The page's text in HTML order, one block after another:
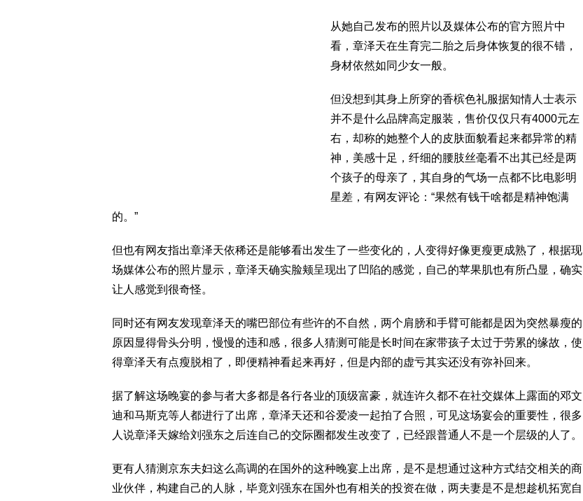
从她自己发布的照片以及媒体公布的官方照片中
看，章泽天在生育完二胎之后身体恢复的很不错，
身材依然如同少女一般。
但没想到其身上所穿的香槟色礼服据知情人士表示
并不是什么品牌高定服装，售价仅仅只有4000元左
右，却称的她整个人的皮肤面貌看起来都异常的精
神，美感十足，纤细的腰肢丝毫看不出其已经是两
个孩子的母亲了，其自身的气场一点都不比电影明
星差，有网友评论：“果然有钱干啥都是精神饱满
的。”
但也有网友指出章泽天依稀还是能够看出发生了一些变化的，人变得好像更瘦更成熟了，根据现
场媒体公布的照片显示，章泽天确实脸颊呈现出了凹陷的感觉，自己的苹果肌也有所凸显，确实
让人感觉到很奇怪。
同时还有网友发现章泽天的嘴巴部位有些许的不自然，两个肩膀和手臂可能都是因为突然暴瘦的
原因显得骨头分明，慢慢的违和感，很多人猜测可能是长时间在家带孩子太过于劳累的缘故，使
得章泽天有点瘦脱相了，即便精神看起来再好，但是内部的虚亏其实还没有弥补回来。
据了解这场晚宴的参与者大多都是各行各业的顶级富豪，就连许久都不在社交媒体上露面的邓文
迪和马斯克等人都进行了出席，章泽天还和谷爱凌一起拍了合照，可见这场宴会的重要性，很多
人说章泽天嫁给刘强东之后连自己的交际圈都发生改变了，已经跟普通人不是一个层级的人了。
更有人猜测京东夫妇这么高调的在国外的这种晚宴上出席，是不是想通过这种方式结交相关的商
业伙伴，构建自己的人脉，毕竟刘强东在国外也有相关的投资在做，两夫妻是不是想趁机拓宽自